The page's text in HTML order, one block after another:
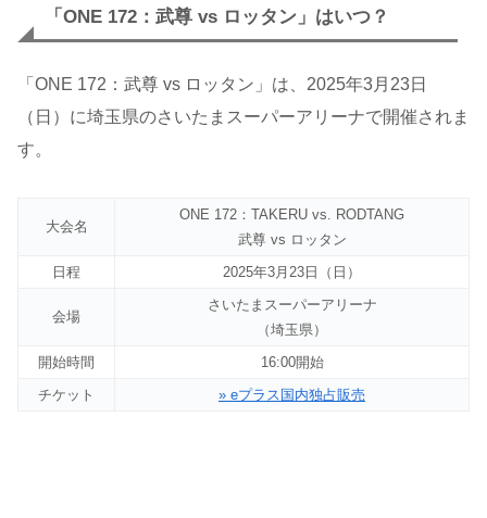
「ONE 172：武尊 vs ロッタン」はいつ？
「ONE 172：武尊 vs ロッタン」は、2025年3月23日
（日）に埼玉県のさいたまスーパーアリーナで開催されま
す。
大会名
ONE 172：TAKERU vs. RODTANG
武尊 vs ロッタン
日程
2025年3月23日（日）
会場
さいたまスーパーアリーナ
（埼玉県）
開始時間
16:00開始
チケット
» eプラス国内独占販売